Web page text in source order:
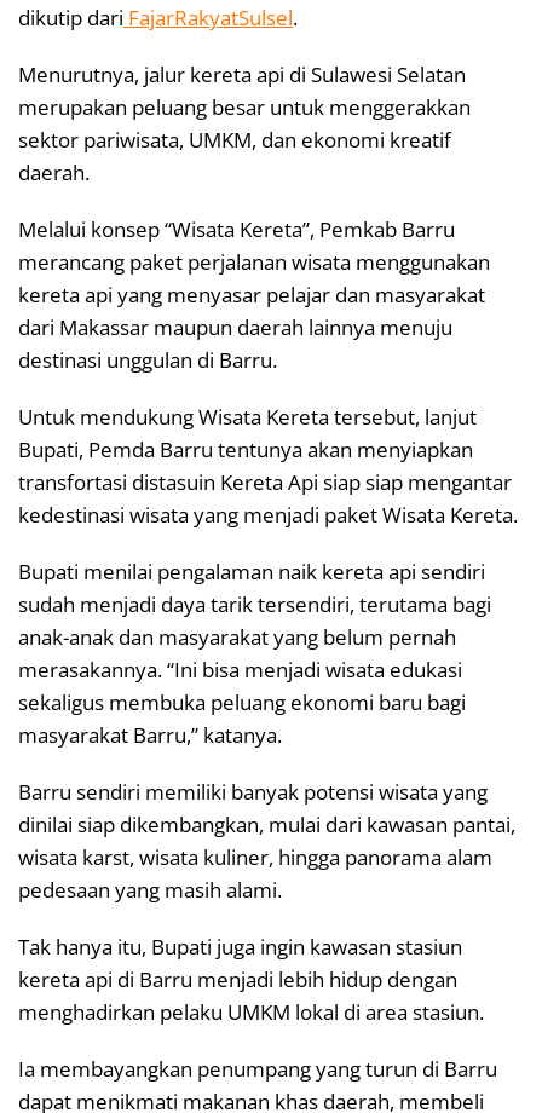
dikutip dari FajarRakyatSulsel.
Menurutnya, jalur kereta api di Sulawesi Selatan
merupakan peluang besar untuk menggerakkan
sektor pariwisata, UMKM, dan ekonomi kreatif
daerah.
Melalui konsep “Wisata Kereta”, Pemkab Barru
merancang paket perjalanan wisata menggunakan
kereta api yang menyasar pelajar dan masyarakat
dari Makassar maupun daerah lainnya menuju
destinasi unggulan di Barru.
Untuk mendukung Wisata Kereta tersebut, lanjut
Bupati, Pemda Barru tentunya akan menyiapkan
transfortasi distasuin Kereta Api siap siap mengantar
kedestinasi wisata yang menjadi paket Wisata Kereta.
Bupati menilai pengalaman naik kereta api sendiri
sudah menjadi daya tarik tersendiri, terutama bagi
anak-anak dan masyarakat yang belum pernah
merasakannya. “Ini bisa menjadi wisata edukasi
sekaligus membuka peluang ekonomi baru bagi
masyarakat Barru,” katanya.
Barru sendiri memiliki banyak potensi wisata yang
dinilai siap dikembangkan, mulai dari kawasan pantai,
wisata karst, wisata kuliner, hingga panorama alam
pedesaan yang masih alami.
Tak hanya itu, Bupati juga ingin kawasan stasiun
kereta api di Barru menjadi lebih hidup dengan
menghadirkan pelaku UMKM lokal di area stasiun.
Ia membayangkan penumpang yang turun di Barru
dapat menikmati makanan khas daerah, membeli